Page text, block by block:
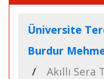
Üniversite
Burdur
Akıllı